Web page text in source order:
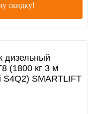
скидку!
дизельный
(1800 кг 3 м
S4Q2) SMARTLIFT